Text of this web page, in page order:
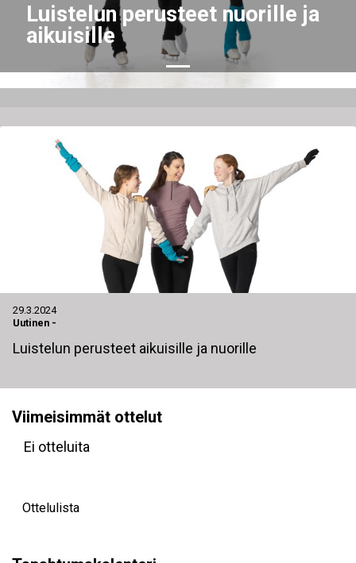
Luistelun perusteet nuorille ja
aikuisille
29.3.2024
Uutinen -
Luistelun perusteet aikuisille ja nuorille
Viimeisimmät ottelut
Ei otteluita
Ottelulista